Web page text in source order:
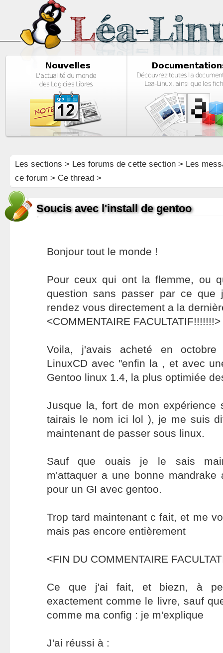
Les sections > Les forums de cette section> Les
ce forum > Ce thread >
Soucis avec l'install de gentoo
Bonjour tout le monde !
Pour ceux qui ont la flemme, ou
question sans passer par ce que
rendez vous directement a la
<COMMENTAIRE FACULTATIF!!!!!!!>
Voila, j'avais acheté en
LinuxCD avec "enfin la , et avec
Gentoo linux 1.4, la plus optimiée
Jusque la, fort de mon expérience
tairais le nom ici lol ), je me suis
maintenant de passer sous linux.
Sauf que ouais je le sais
m'attaquer a une bonne mandrake
pour un GI avec gentoo.
Trop tard maintenant c fait, et me
mais pas encore entièrement
<FIN DU COMMENTAIRE
Ce que j'ai fait, et biezn, à
exactement comme le livre, sauf
comme ma config : je m'explique
J'ai réussi à :